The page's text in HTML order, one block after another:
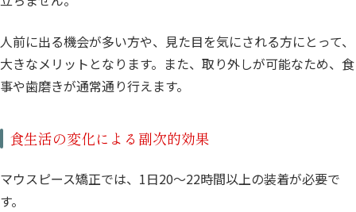
人前に出る機会が多い方や、見た目を気にされる方にとって、
大きなメリットとなります。また、取り外しが可能なため、食
事や歯磨きが通常通り行えます。
食生活の変化による副次的効果
マウスピース矯正では、1日20〜22時間以上の装着が必要で
す。